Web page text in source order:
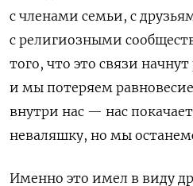
с членами семьи, с
с религиозными
того, что это связи начнут
и мы потеряем
внутри нас — нас
неваляшку, но мы
Именно это имел в виду